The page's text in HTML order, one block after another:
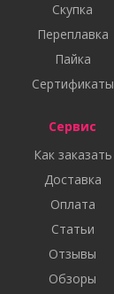
Скупка
Переплавка
Пайка
Сертификаты
Сервис
Как заказать
Доставка
Оплата
Статьи
Отзывы
Обзоры